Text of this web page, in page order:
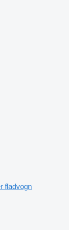
fladvogn